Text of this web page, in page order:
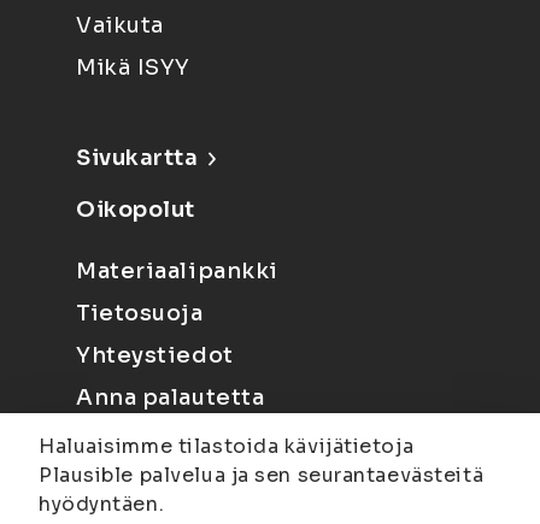
Vaikuta
Mikä ISYY
Sivukartta
Oikopolut
Materiaalipankki
Tietosuoja
Yhteystiedot
Anna palautetta
Haluaisimme tilastoida kävijätietoja
Plausible palvelua ja sen seurantaevästeitä
hyödyntäen.